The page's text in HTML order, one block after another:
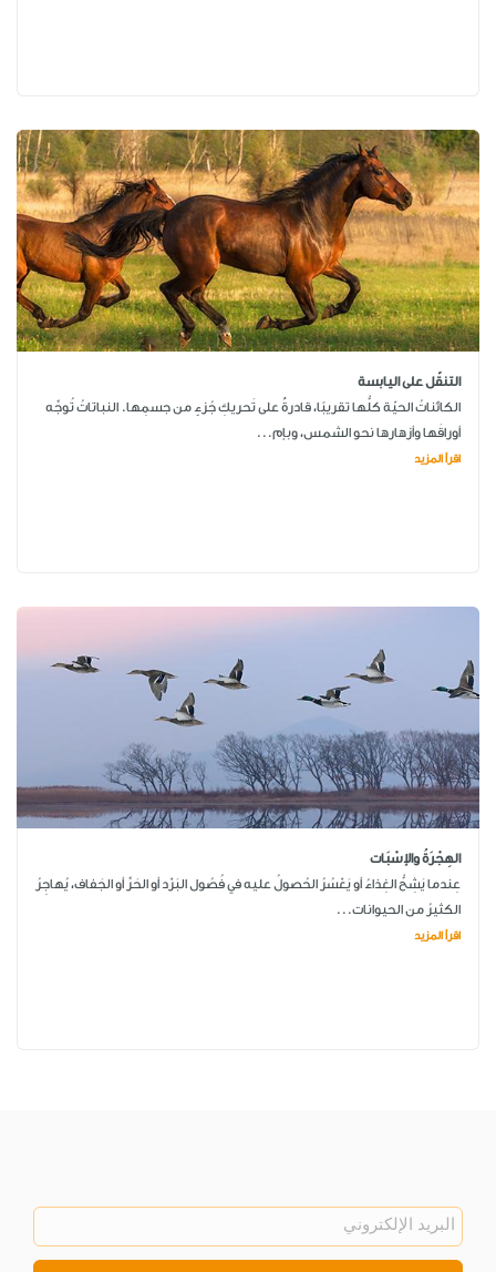
التنقّل على اليابسة
الكائناتُ الحيّة كلُّها تقريبًا، قادرةٌ على تَحريكِ جُزءٍ من جسمِها. النباتاتُ تُوجِّه
أوراقَها وأزهارها نحو الشمس، وبإم...
اقرأ المزيد
الهِجْرَةُ والإسْبَات
عِندما يَشِحُّ الغِذاءُ أو يَعْسُرُ الحُصولُ عليه في فُصُول البَرْد أو الحَرِّ أو الجَفاف، يُهاجِرُ
الكثيرُ من الحيوانات...
اقرأ المزيد